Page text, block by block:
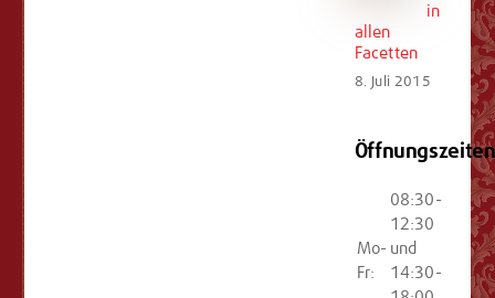
in
allen
Facetten
8. Juli 2015
Öffnungszeiten
Mo-
Fr:
08:30-
12:30
und
14:30-